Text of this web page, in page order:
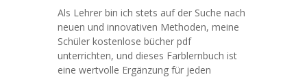
Als Lehrer bin ich stets auf der Suche nach
neuen und innovativen Methoden, meine
Schüler kostenlose bücher pdf
unterrichten, und dieses Farblernbuch ist
eine wertvolle Ergänzung für jeden